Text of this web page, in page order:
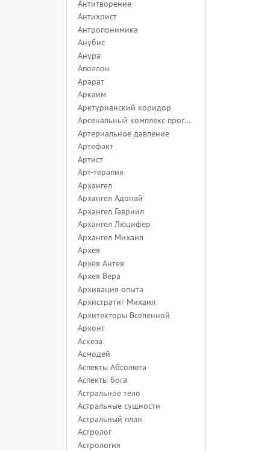
Антитворение
Антихрист
Антропонимика
Анубис
Анура
Аполлон
Арарат
Аркаим
Арктурианский коридор
Арсенальный комплекс программ
Артериальное давление
Артефакт
Артист
Арт-терапия
Архангел
Архангел Адонай
Архангел Гавриил
Архангел Люцифер
Архангел Михаил
Архея
Архея Антея
Архея Вера
Архивация опыта
Архистратиг Михаил
Архитекторы Вселенной
Архонт
Аскеза
Асмодей
Аспекты Абсолюта
Аспекты бога
Астральное тело
Астральные сущности
Астральный план
Астролог
Астрология